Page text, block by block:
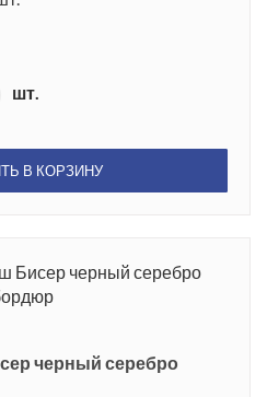
шт.
В КОРЗИНУ
черный серебро